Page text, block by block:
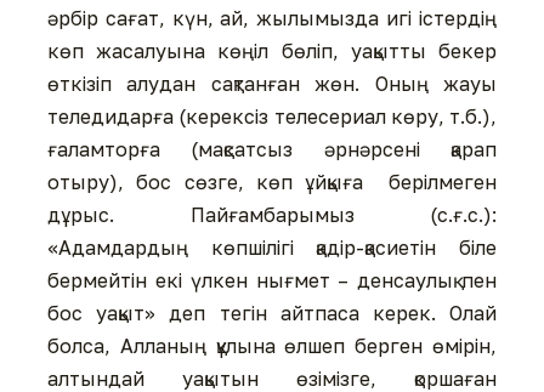
әрбір сағат, күн, ай, жылымызда игі істердің
көп жасалуына көңіл бөліп, уақытты бекер
өткізіп алудан сақтанған жөн. Оның жауы
теледидарға (керексіз телесериал көру, т.б.),
ғаламторға (мақсатсыз әрнәрсені қарап
отыру), бос сөзге, көп ұйқыға берілмеген
дұрыс. Пайғамбарымыз (с.ғ.с.):
«Адамдардың көпшілігі қадір-қасиетін біле
бермейтін екі үлкен нығмет – денсаулық пен
бос уақыт» деп тегін айтпаса керек. Олай
болса, Алланың құлына өлшеп берген өмірін,
алтындай уақытын өзімізге, қоршаған